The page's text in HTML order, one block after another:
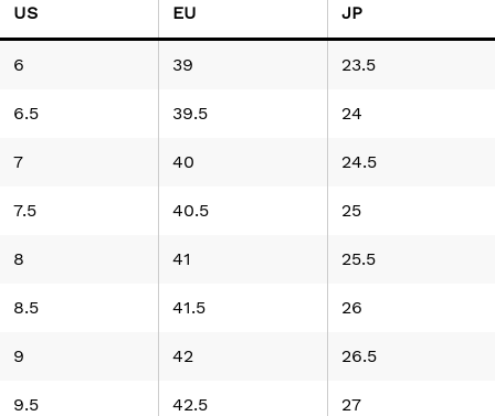
US EU JP
6 39 23.5
6.5 39.5 24
7 40 24.5
7.5 40.5 25
8 41 25.5
8.5 41.5 26
9 42 26.5
9.5 42.5 27